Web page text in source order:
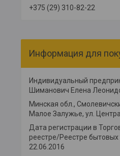
+375 (29) 310-82-22
Информация для
Индивидуальный
Шиманович Елена
Минская обл.,
Малое Залужье, ул.
Дата регистрации в
реестре/Реестре бытовых
22.06.2016